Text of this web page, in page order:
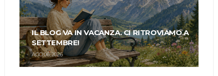
IL BLOG VA IN VACANZA. CI RITROVIAMO A
SETTEMBRE!
AGO 06, 2026